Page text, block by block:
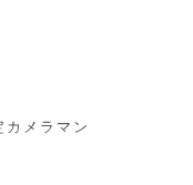
メラマン